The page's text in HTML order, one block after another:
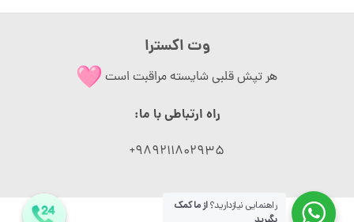
وت اکسترا
هر تپش قلبی شایسته مراقبت است
راه ارتباطی با ما:
989211802935+
راهنمایی نیازدارید؟از ما کمک